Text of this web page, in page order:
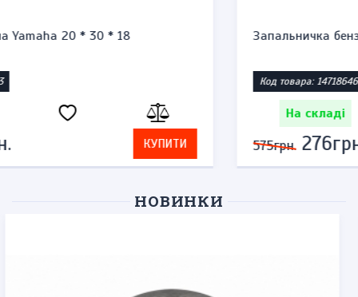
Запальничка бензинова тип zippo "Honda st1300"
На складі
КУПИТИ
НОВИНКИ